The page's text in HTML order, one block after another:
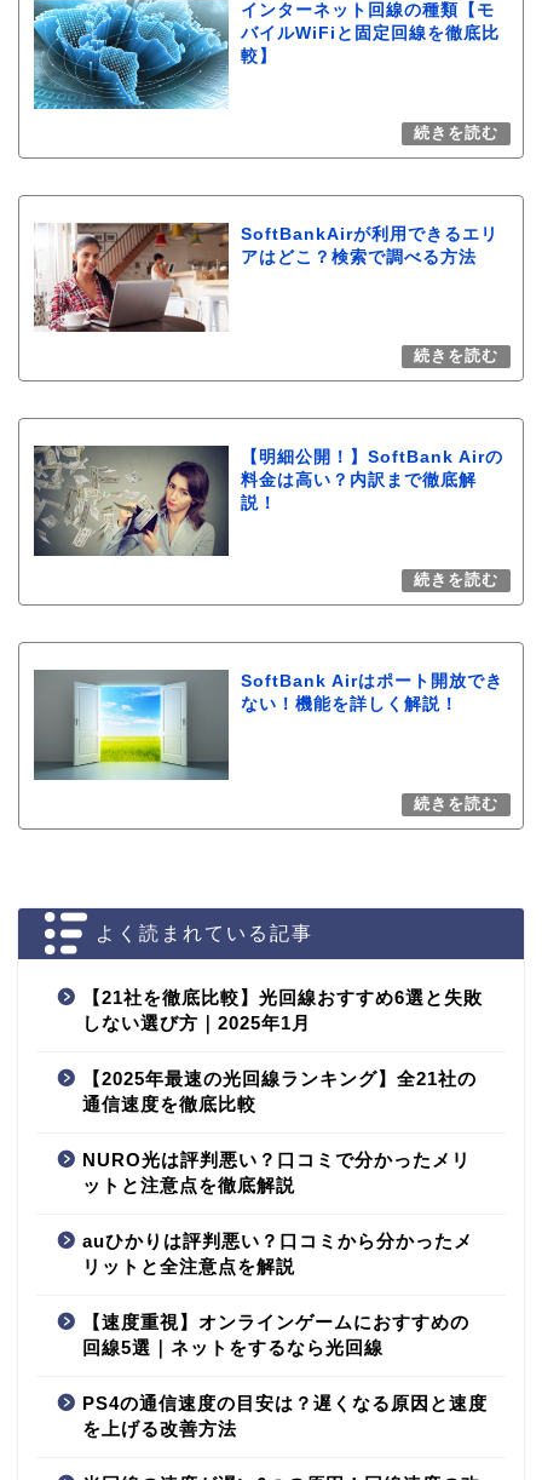
インターネット回線の種類【モ
バイルWiFiと固定回線を徹底比
較】
SoftBankAirが利用できるエリ
アはどこ？検索で調べる方法
【明細公開！】SoftBank Airの
料金は高い？内訳まで徹底解
説！
SoftBank Airはポート開放でき
ない！機能を詳しく解説！
よく読まれている記事
【21社を徹底比較】光回線おすすめ6選と失敗
しない選び方｜2025年1月
【2025年最速の光回線ランキング】全21社の
通信速度を徹底比較
NURO光は評判悪い？口コミで分かったメリ
ットと注意点を徹底解説
auひかりは評判悪い？口コミから分かったメ
リットと全注意点を解説
【速度重視】オンラインゲームにおすすめの
回線5選｜ネットをするなら光回線
PS4の通信速度の目安は？遅くなる原因と速度
を上げる改善方法